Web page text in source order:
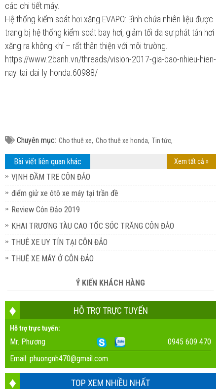
các chi tiết máy.
Hệ thống kiểm soát hơi xăng EVAPO: Bình chứa nhiên liệu được
trang bị hệ thống kiểm soát bay hơi, giảm tối đa sự phát tán hơi
xăng ra không khí – rất thân thiện với môi trường.
https://www.2banh.vn/threads/vision-2017-gia-bao-nhieu-hien-
nay-tai-dai-ly-honda.60988/
Chuyên mục: Cho thuê xe, Cho thuê xe honda, Tin tức,
Xem tất cả »
Bài viết liên quan khác
VỊNH ĐẦM TRE CÔN ĐẢO
điểm giử xe ôtô xe máy tại trần đề
Review Côn Đảo 2019
KHAI TRƯƠNG TÀU CAO TỐC SÓC TRĂNG CÔN ĐẢO
THUÊ XE UY TÍN TẠI CÔN ĐẢO
THUÊ XE MÁY Ở CÔN ĐẢO
Ý KIẾN KHÁCH HÀNG
HỖ TRỢ TRỰC TUYẾN
Hỗ trợ trực tuyến:
Mr. Phương
0945 609 470
Email: phuongnh470@gmail.com
TOP XEM NHIỀU NHẤT